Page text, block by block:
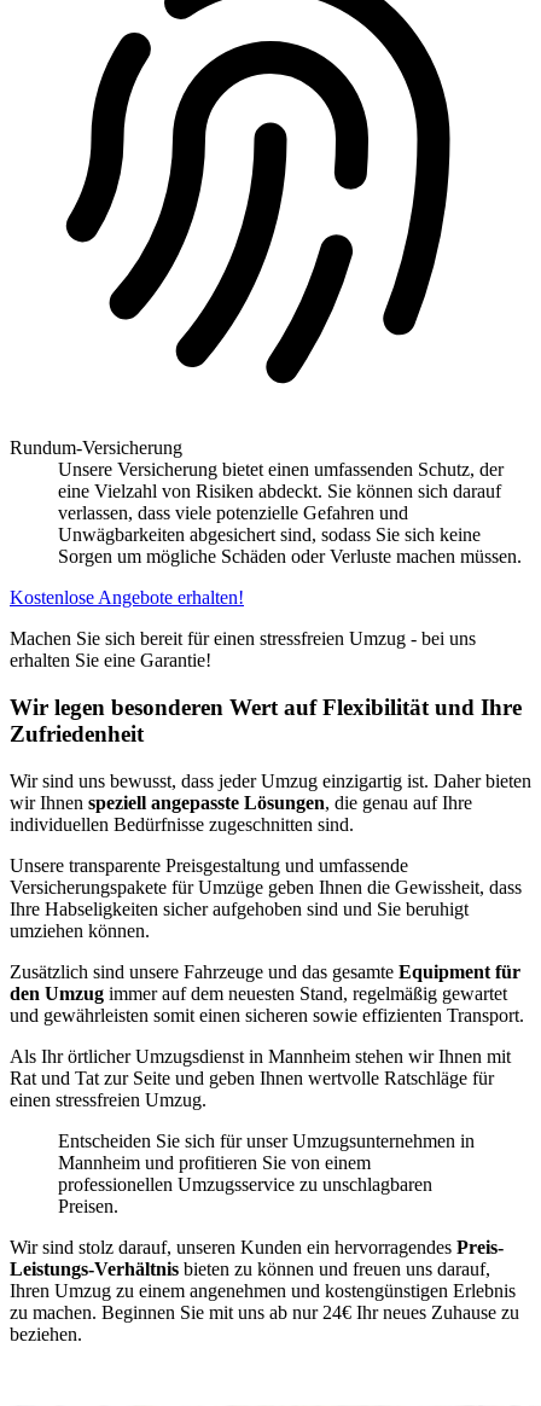
Rundum-Versicherung
Unsere Versicherung bietet einen umfassenden Schutz, der
eine Vielzahl von Risiken abdeckt. Sie können sich darauf
verlassen, dass viele potenzielle Gefahren und
Unwägbarkeiten abgesichert sind, sodass Sie sich keine
Sorgen um mögliche Schäden oder Verluste machen müssen.
Kostenlose Angebote erhalten!
Machen Sie sich bereit für einen stressfreien Umzug - bei uns
erhalten Sie eine Garantie!
Wir legen besonderen Wert auf Flexibilität und Ihre
Zufriedenheit
Wir sind uns bewusst, dass jeder Umzug einzigartig ist. Daher bieten
wir Ihnen speziell angepasste Lösungen, die genau auf Ihre
individuellen Bedürfnisse zugeschnitten sind.
Unsere transparente Preisgestaltung und umfassende
Versicherungspakete für Umzüge geben Ihnen die Gewissheit, dass
Ihre Habseligkeiten sicher aufgehoben sind und Sie beruhigt
umziehen können.
Zusätzlich sind unsere Fahrzeuge und das gesamte Equipment für
den Umzug immer auf dem neuesten Stand, regelmäßig gewartet
und gewährleisten somit einen sicheren sowie effizienten Transport.
Als Ihr örtlicher Umzugsdienst in Mannheim stehen wir Ihnen mit
Rat und Tat zur Seite und geben Ihnen wertvolle Ratschläge für
einen stressfreien Umzug.
Entscheiden Sie sich für unser Umzugsunternehmen in
Mannheim und profitieren Sie von einem
professionellen Umzugsservice zu unschlagbaren
Preisen.
Wir sind stolz darauf, unseren Kunden ein hervorragendes Preis-
Leistungs-Verhältnis bieten zu können und freuen uns darauf,
Ihren Umzug zu einem angenehmen und kostengünstigen Erlebnis
zu machen. Beginnen Sie mit uns ab nur 24€ Ihr neues Zuhause zu
beziehen.